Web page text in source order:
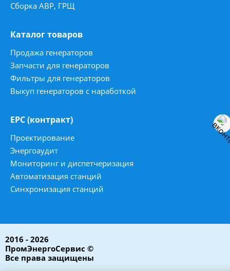
Сборка АВР, ГРЩ
Каталог товаров
Продажа генераторов
Запчасти для генераторов
Фильтры для генераторов
Выкуп генераторов с наработкой
ЕРС (контракт)
Проектирование
Энергоаудит
Мониторинг и диспетчеризация
Автоматизация станций
Синхронизация станций
2016 - 2026
ПромЭнергоСервис ©
Все права защищены